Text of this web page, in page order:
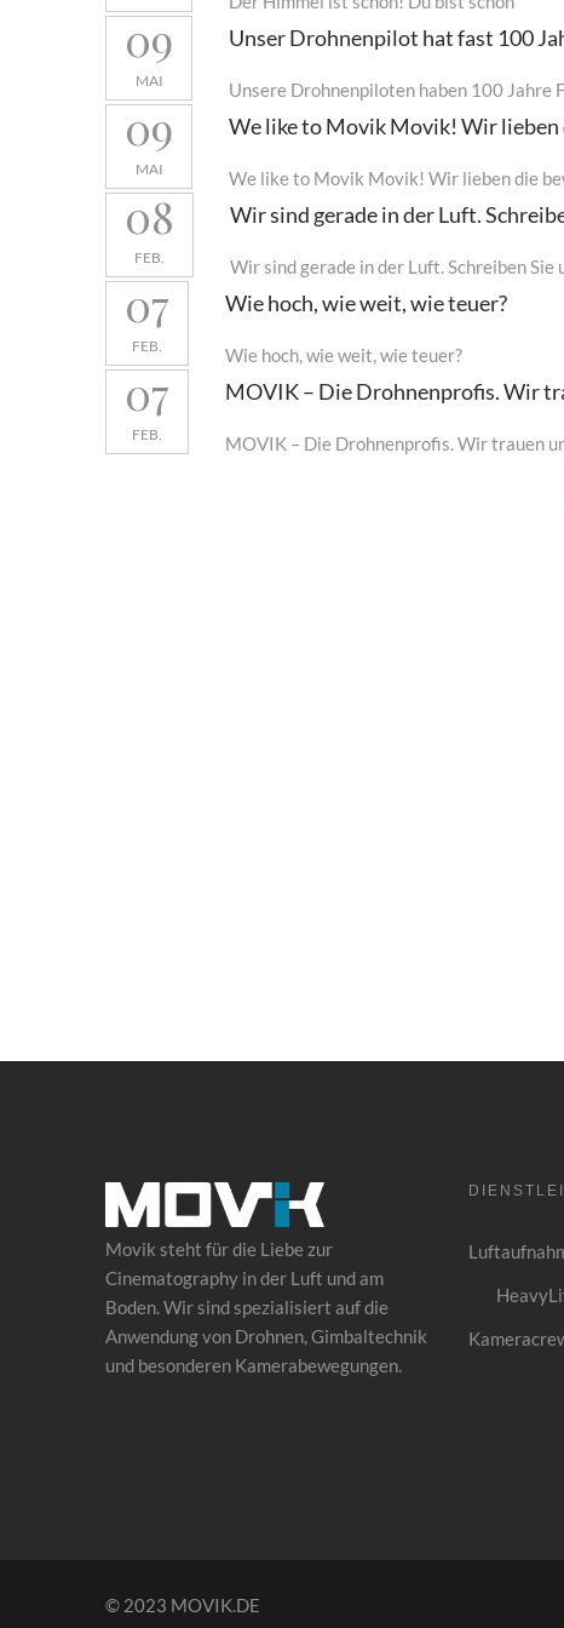
09
MAI
Unser Drohnenpilot hat fast 100
Unsere Drohnenpiloten haben 100 Jahre
09
MAI
We like to Movik Movik! Wir lieben
We like to Movik Movik! Wir lieben die
08
FEB.
Wir sind gerade in der Luft.
Wir sind gerade in der Luft. Schreiben Sie
07
FEB.
Wie hoch, wie weit, wie teuer?
Wie hoch, wie weit, wie teuer?
07
FEB.
MOVIK – Die Drohnenprofis. Wir
MOVIK – Die Drohnenprofis. Wir trauen
Movik steht für die Liebe zur
Cinematography in der Luft und am
Boden. Wir sind spezialisiert auf die
Anwendung von Drohnen, Gimbaltechnik
und besonderen Kamerabewegungen.
© 2023 MOVIK.DE